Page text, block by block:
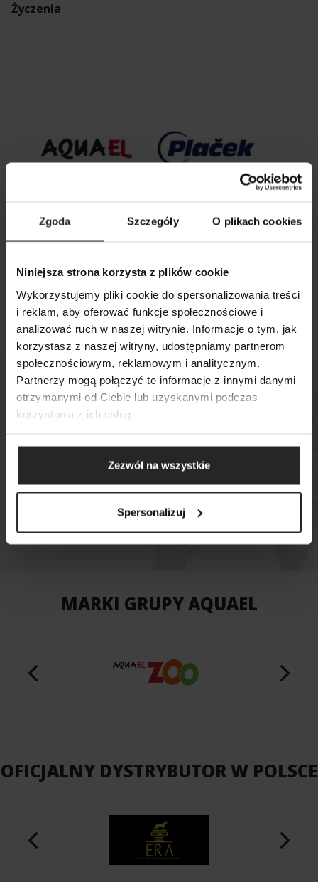
Zgoda Szczegóły O plikach cookies
Niniejsza strona korzysta z plików cookie
Wykorzystujemy pliki cookie do spersonalizowania treści
i reklam, aby oferować funkcje społecznościowe i
analizować ruch w naszej witrynie. Informacje o tym, jak
korzystasz z naszej witryny, udostępniamy partnerom
społecznościowym, reklamowym i analitycznym.
Partnerzy mogą połączyć te informacje z innymi danymi
otrzymanymi od Ciebie lub uzyskanymi podczas
korzystania z ich usług.
Zezwól na wszystkie
Spersonalizuj
Życzenia
Aquael i Grupa Plaček zawarły umowę o
strategicznej współpracy
MAPA SKLEPÓW
MARKI GRUPY AQUAEL
OFICJALNY DYSTRYBUTOR W POLSCE
SZUKAJ